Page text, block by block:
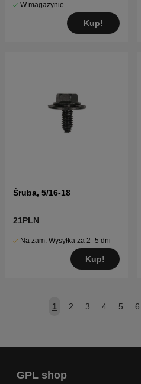
W magazynie
Kup!
Śruba, 5/16-18
21PLN
Na zam. Wysyłka za 2–5 dni
Kup!
1 2 3 4 5 6
GPL shop